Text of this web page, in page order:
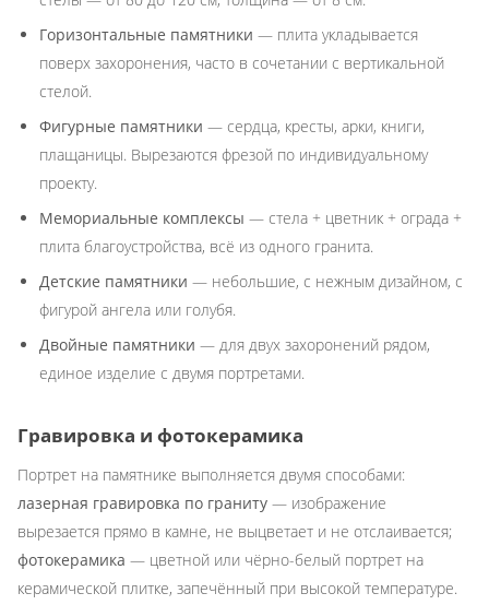
Горизонтальные памятники — плита укладывается
поверх захоронения, часто в сочетании с вертикальной
стелой.
Фигурные памятники — сердца, кресты, арки, книги,
плащаницы. Вырезаются фрезой по индивидуальному
проекту.
Мемориальные комплексы — стела + цветник + ограда +
плита благоустройства, всё из одного гранита.
Детские памятники — небольшие, с нежным дизайном, с
фигурой ангела или голубя.
Двойные памятники — для двух захоронений рядом,
единое изделие с двумя портретами.
Гравировка и фотокерамика
Портрет на памятнике выполняется двумя способами:
лазерная гравировка по граниту — изображение
вырезается прямо в камне, не выцветает и не отслаивается;
фотокерамика — цветной или чёрно-белый портрет на
керамической плитке, запечённый при высокой температуре.